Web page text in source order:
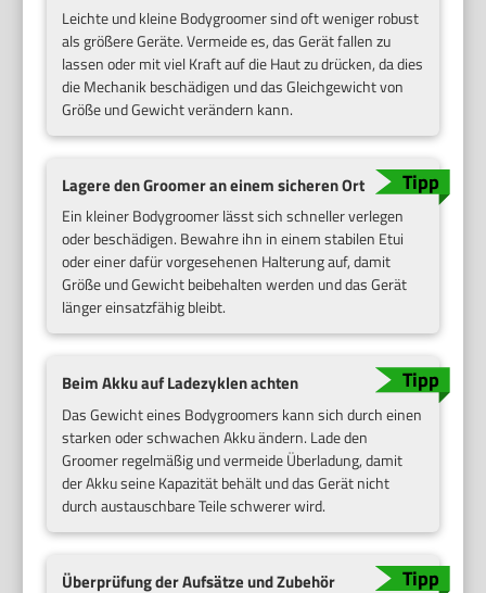
Leichte und kleine Bodygroomer sind oft weniger robust
als größere Geräte. Vermeide es, das Gerät fallen zu
lassen oder mit viel Kraft auf die Haut zu drücken, da dies
die Mechanik beschädigen und das Gleichgewicht von
Größe und Gewicht verändern kann.
Lagere den Groomer an einem sicheren Ort
Ein kleiner Bodygroomer lässt sich schneller verlegen
oder beschädigen. Bewahre ihn in einem stabilen Etui
oder einer dafür vorgesehenen Halterung auf, damit
Größe und Gewicht beibehalten werden und das Gerät
länger einsatzfähig bleibt.
Beim Akku auf Ladezyklen achten
Das Gewicht eines Bodygroomers kann sich durch einen
starken oder schwachen Akku ändern. Lade den
Groomer regelmäßig und vermeide Überladung, damit
der Akku seine Kapazität behält und das Gerät nicht
durch austauschbare Teile schwerer wird.
Überprüfung der Aufsätze und Zubehör